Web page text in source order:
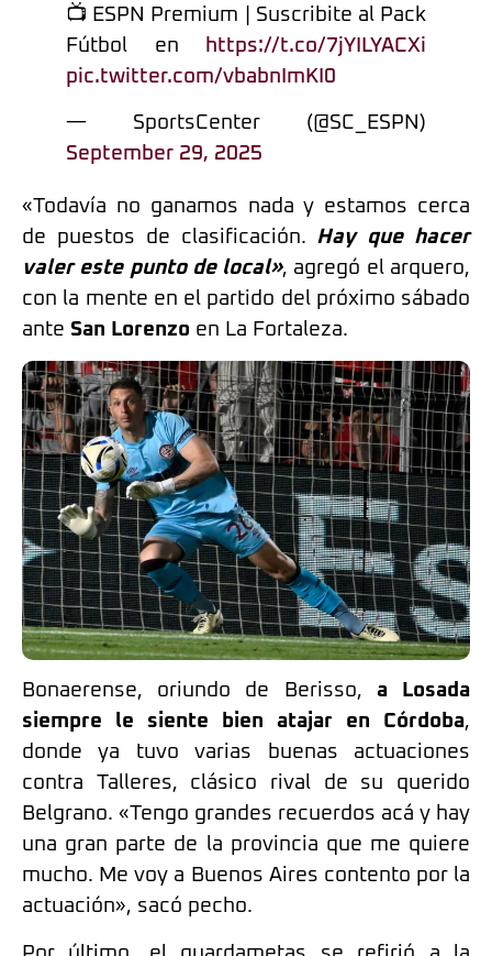
📺 ESPN Premium | Suscribite al Pack
Fútbol en
https://t.co/7jYILYACXi
pic.twitter.com/vbabnImKI0
— SportsCenter (@SC_ESPN)
September 29, 2025
«Todavía no ganamos nada y estamos cerca
de puestos de clasificación. Hay que hacer
valer este punto de local», agregó el arquero,
con la mente en el partido del próximo sábado
ante San Lorenzo en La Fortaleza.
Bonaerense, oriundo de Berisso, a Losada
siempre le siente bien atajar en Córdoba,
donde ya tuvo varias buenas actuaciones
contra Talleres, clásico rival de su querido
Belgrano. «Tengo grandes recuerdos acá y hay
una gran parte de la provincia que me quiere
mucho. Me voy a Buenos Aires contento por la
actuación», sacó pecho.